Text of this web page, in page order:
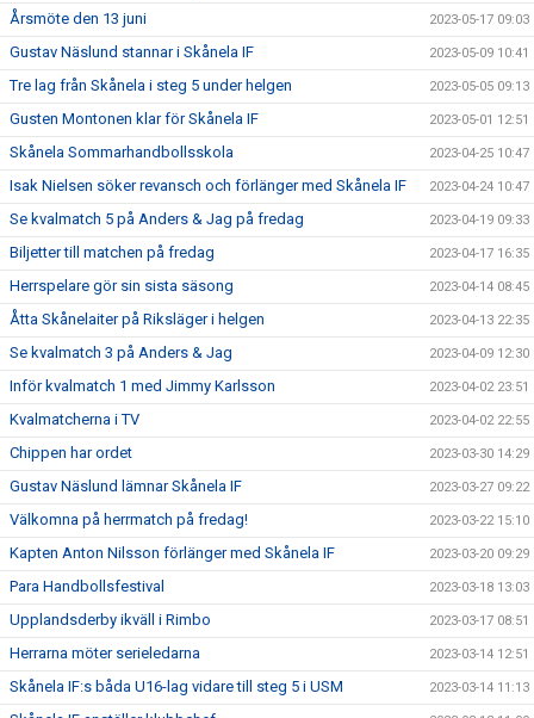
Årsmöte den 13 juni 2023-05-17 09:03
Gustav Näslund stannar i Skånela IF 2023-05-09 10:41
Tre lag från Skånela i steg 5 under helgen 2023-05-05 09:13
Gusten Montonen klar för Skånela IF 2023-05-01 12:51
Skånela Sommarhandbollsskola 2023-04-25 10:47
Isak Nielsen söker revansch och förlänger med Skånela IF 2023-04-24 10:47
Se kvalmatch 5 på Anders & Jag på fredag 2023-04-19 09:33
Biljetter till matchen på fredag 2023-04-17 16:35
Herrspelare gör sin sista säsong 2023-04-14 08:45
Åtta Skånelaiter på Riksläger i helgen 2023-04-13 22:35
Se kvalmatch 3 på Anders & Jag 2023-04-09 12:30
Inför kvalmatch 1 med Jimmy Karlsson 2023-04-02 23:51
Kvalmatcherna i TV 2023-04-02 22:55
Chippen har ordet 2023-03-30 14:29
Gustav Näslund lämnar Skånela IF 2023-03-27 09:22
Välkomna på herrmatch på fredag! 2023-03-22 15:10
Kapten Anton Nilsson förlänger med Skånela IF 2023-03-20 09:29
Para Handbollsfestival 2023-03-18 13:03
Upplandsderby ikväll i Rimbo 2023-03-17 08:51
Herrarna möter serieledarna 2023-03-14 12:51
Skånela IF:s båda U16-lag vidare till steg 5 i USM 2023-03-14 11:13